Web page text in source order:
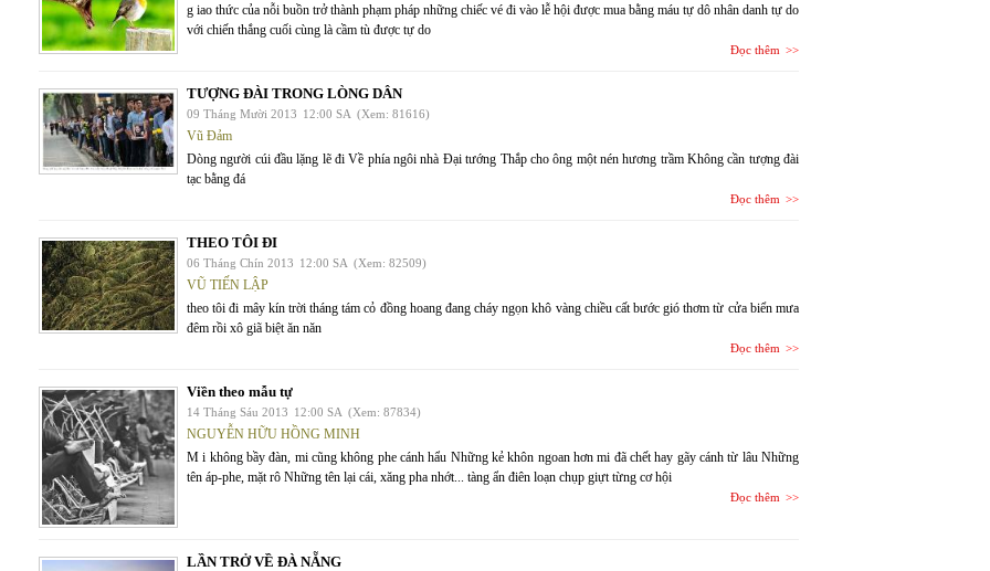
g iao thức của nỗi buồn trở thành phạm pháp những chiếc vé đi vào lễ hội được mua bằng máu tự dô nhân danh tự do
với chiến thắng cuối cùng là cầm tù được tự do
Đọc thêm
TƯỢNG ĐÀI TRONG LÒNG DÂN
09 Tháng Mười 2013 12:00 SA (Xem: 81616)
Vũ Đảm
Dòng người cúi đầu lặng lẽ đi Về phía ngôi nhà Đại tướng Thắp cho ông một nén hương trầm Không cần tượng đài
tạc bằng đá
Đọc thêm
THEO TÔI ĐI
06 Tháng Chín 2013 12:00 SA (Xem: 82509)
VŨ TIẾN LẬP
theo tôi đi mây kín trời tháng tám cỏ đồng hoang đang cháy ngọn khô vàng chiều cất bước gió thơm từ cửa biển mưa
đêm rồi xô giã biệt ăn năn
Đọc thêm
Viền theo mẫu tự
14 Tháng Sáu 2013 12:00 SA (Xem: 87834)
NGUYỄN HỮU HỒNG MINH
M i không bầy đàn, mi cũng không phe cánh hẩu Những kẻ khôn ngoan hơn mi đã chết hay gãy cánh từ lâu Những
tên áp-phe, mặt rô Những tên lại cái, xăng pha nhớt... tàng ẩn điên loạn chụp giựt từng cơ hội
Đọc thêm
LẦN TRỞ VỀ ĐÀ NẴNG